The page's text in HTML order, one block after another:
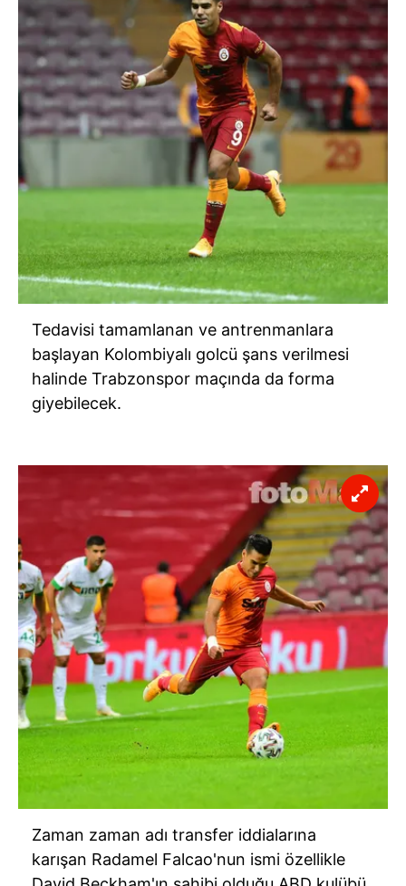
Tedavisi tamamlanan ve antrenmanlara
başlayan Kolombiyalı golcü şans verilmesi
halinde Trabzonspor maçında da forma
giyebilecek.
Zaman zaman adı transfer iddialarına
karışan Radamel Falcao'nun ismi özellikle